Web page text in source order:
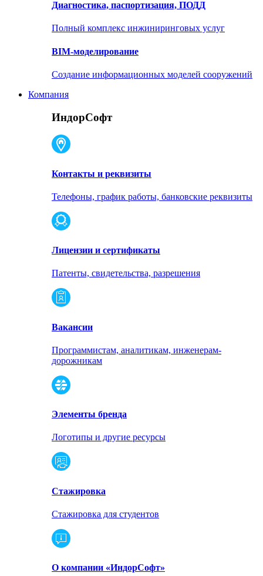
Диагностика, паспортизация, ПОДД
Полный комплекс инжиниринговых услуг
BIM-моделирование
Создание информационных моделей сооружений
Компания
ИндорСофт
Контакты и реквизиты
Телефоны, график работы, банковские реквизиты
Лицензии и сертификаты
Патенты, свидетельства, разрешения
Вакансии
Программистам, аналитикам, инженерам-
дорожникам
Элементы бренда
Логотипы и другие ресурсы
Стажировка
Стажировка для студентов
О компании «ИндорСофт»